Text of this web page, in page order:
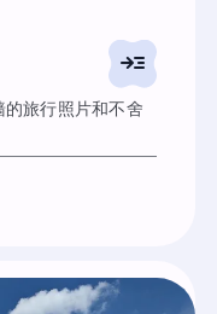
read_more
的旅行照片和不舍